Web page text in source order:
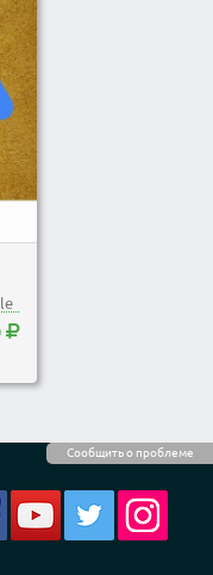
Сообщить о проблеме